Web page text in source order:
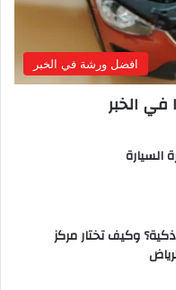
افضل ورشة في الخبر
الخبر
السيارة
وكيف تختار مركز